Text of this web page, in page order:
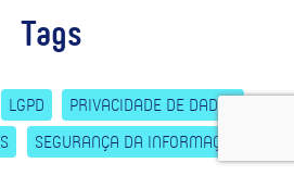
Tags
LGPD
PRIVACIDADE DE DADOS
SEGURANÇA DA INFORMAÇÃO